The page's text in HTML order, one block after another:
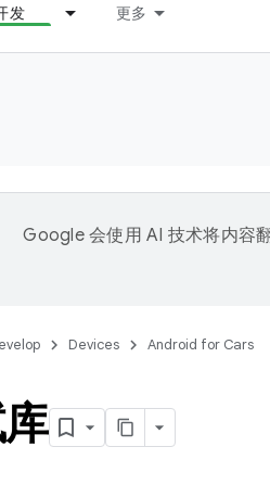
发 更多
Google 会使用 AI 技术将内容
Devices Android for Cars